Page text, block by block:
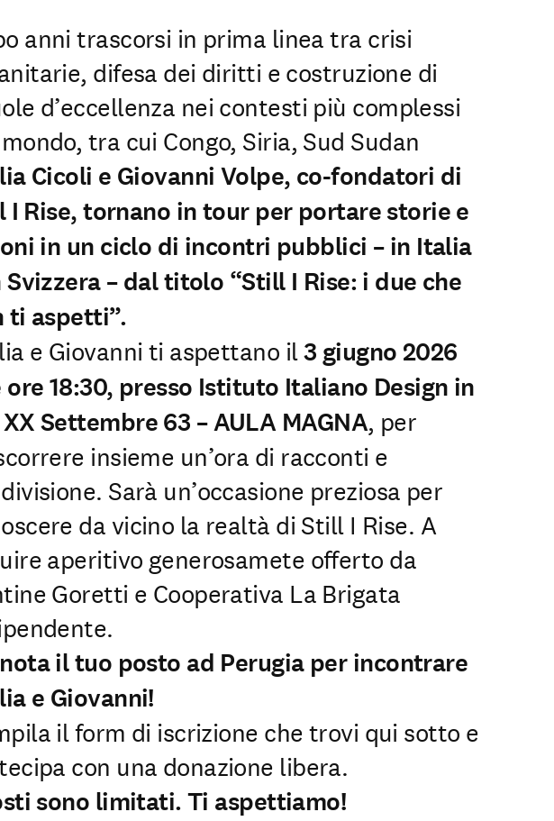
anni trascorsi in prima linea tra crisi
difesa dei diritti e costruzione di
d’eccellenza nei contesti più complessi
tra cui Congo, Siria, Sud Sudan
Cicoli e Giovanni Volpe, co-fondatori di
I Rise, tornano in tour per portare storie e
in un ciclo di incontri pubblici – in Italia
Svizzera – dal titolo “Still I Rise: i due che
ti aspetti”.
e Giovanni ti aspettano il3 giugno 2026
ore 18:30, presso Istituto Italiano Design in
Settembre 63 – AULA MAGNA, per
insieme un’ora di racconti e
Sarà un’occasione preziosa per
da vicino la realtà di Still I Rise. A
aperitivo generosamete offerto da
Goretti e Cooperativa La Brigata
il tuo posto ad Perugia per incontrare
e Giovanni!
il form di iscrizione che trovi qui sotto e
con una donazione libera.
sono limitati. Ti aspettiamo!